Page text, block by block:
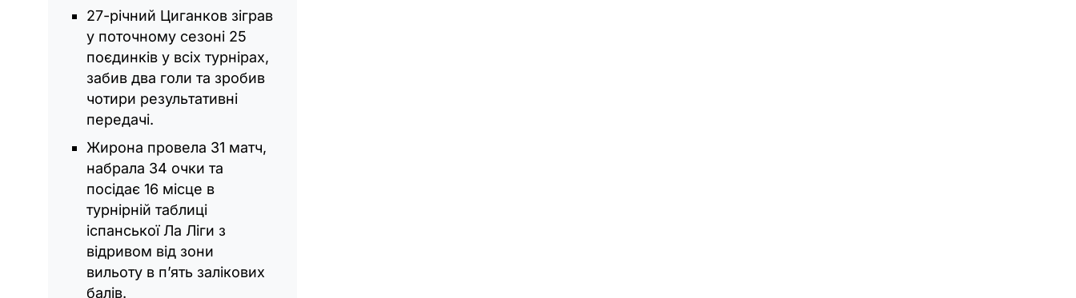
27-річний Циганков зіграв
у поточному сезоні 25
поєдинків у всіх турнірах,
забив два голи та зробив
чотири результативні
передачі.
Жирона провела 31 матч,
набрала 34 очки та
посідає 16 місце в
турнірній таблиці
іспанської Ла Ліги з
відривом від зони
вильоту в п’ять залікових
балів.